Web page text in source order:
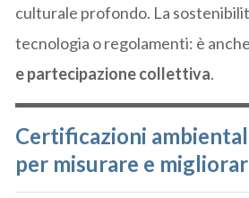
culturale profondo. La
tecnologia o regolamenti: è anche
e partecipazione collettiva.
Certificazioni
per misurare e